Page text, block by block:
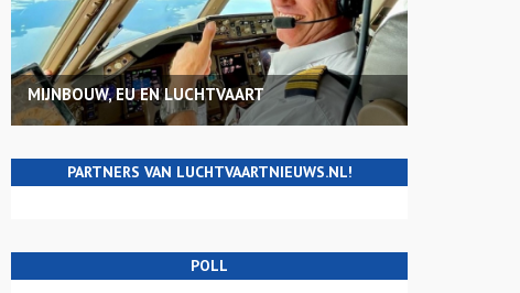
MIJNBOUW, EU EN LUCHTVAART
PARTNERS VAN LUCHTVAARTNIEUWS.NL!
POLL